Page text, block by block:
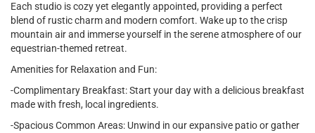
Each studio is cozy yet elegantly appointed, providing a perfect
blend of rustic charm and modern comfort. Wake up to the crisp
mountain air and immerse yourself in the serene atmosphere of our
equestrian-themed retreat.
Amenities for Relaxation and Fun:
-Complimentary Breakfast: Start your day with a delicious breakfast
made with fresh, local ingredients.
-Spacious Common Areas: Unwind in our expansive patio or gather